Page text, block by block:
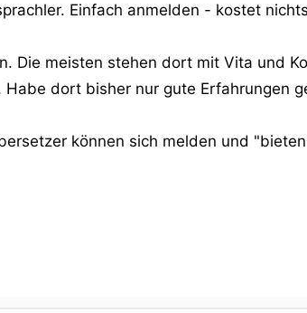
Einfach anmelden - kostet
Die meisten stehen dort mit Vita und
dort bisher nur gute Erfahrungen
können sich melden und